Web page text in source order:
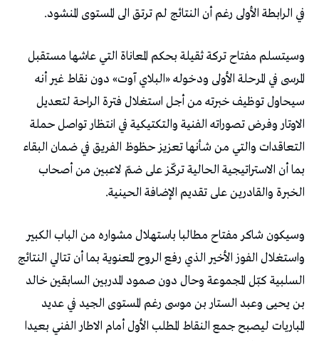
في الرابطة الأولى رغم أن النتائج لم ترتق الى المستوى المنشود.
وسيتسلم مفتاح تركة ثقيلة بحكم المعاناة التي عاشها مستقبل
المرسى في المرحلة الأولى ودخوله «البلاي آوت» دون نقاط غير أنه
سيحاول توظيف خبرته من أجل استغلال فترة الراحة لتعديل
الاوتار وفرض تصوراته الفنية والتكتيكية في انتظار تواصل حملة
التعاقدات والتي من شأنها تعزيز حظوظ الفريق في ضمان البقاء
بما أن الاستراتيجية الحالية تركّز على ضمّ لاعبين من أصحاب
الخبرة والقادرين على تقديم الإضافة الحينية.
وسيكون شاكر مفتاح مطالبا باستهلال مشواره من الباب الكبير
واستغلال الفوز الأخير الذي رفع الروح المعنوية بما أن تتالي النتائج
السلبية كبّل المجموعة وحال دون صمود المدربين السابقين خالد
بن يحيى وعبد الستار بن موسى رغم المستوى الجيد في عديد
المباريات ليصبح جمع النقاط المطلب الأول أمام الاطار الفني بعيدا